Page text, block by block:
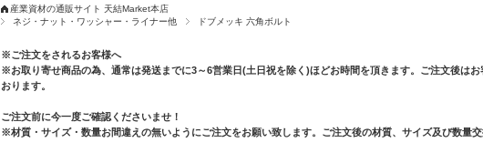
産業資材の通販サイト 天結Market本店
ネジ・ナット・ワッシャー・ライナー他
ドブメッキ 六角ボルト
※ご注文をされるお客様へ
※お取り寄せ商品の為、通常は発送までに3～6営業日(土日祝を除く)ほどお時間を頂きます。ご注文後は
おります。
ご注文前に今一度ご確認くださいませ！
※材質・サイズ・数量お間違えの無いようにご注文をお願い致します。ご注文後の材質、サイズ及び数量交